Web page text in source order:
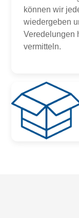
können wir
wiedergeben
Veredelungen
vermitteln.